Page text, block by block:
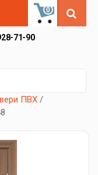
0
71-90
ПВХ /